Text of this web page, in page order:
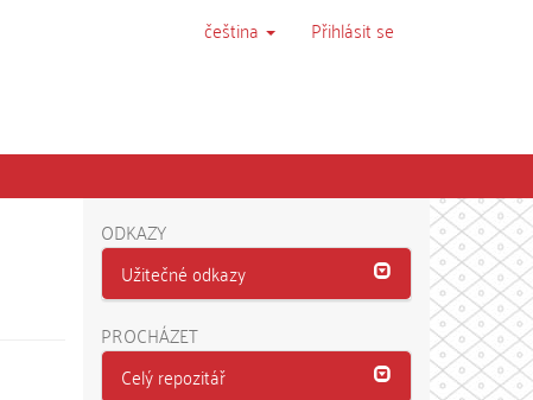
čeština Přihlásit se
ODKAZY
Užitečné odkazy
PROCHÁZET
Celý repozitář